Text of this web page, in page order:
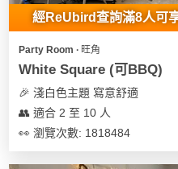
經ReUbird查詢滿8人可
Party Room ∙ 旺角
White Square (可BBQ)
🎉 淺白色主題 寫意舒適
👥 適合 2 至 10 人
👀 瀏覽次數: 1818484